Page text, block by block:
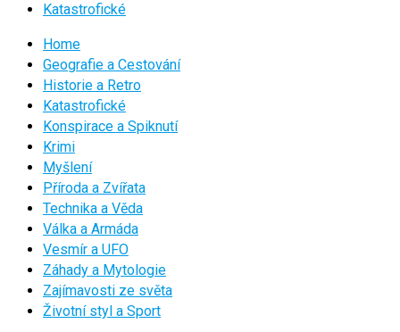
Katastrofické
Home
Geografie a Cestování
Historie a Retro
Katastrofické
Konspirace a Spiknutí
Krimi
Myšlení
Příroda a Zvířata
Technika a Věda
Válka a Armáda
Vesmír a UFO
Záhady a Mytologie
Zajímavosti ze světa
Životní styl a Sport